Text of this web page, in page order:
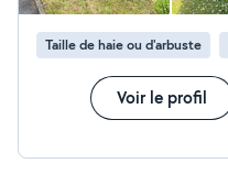
Taille de haie ou d'arbuste
Voir le profil